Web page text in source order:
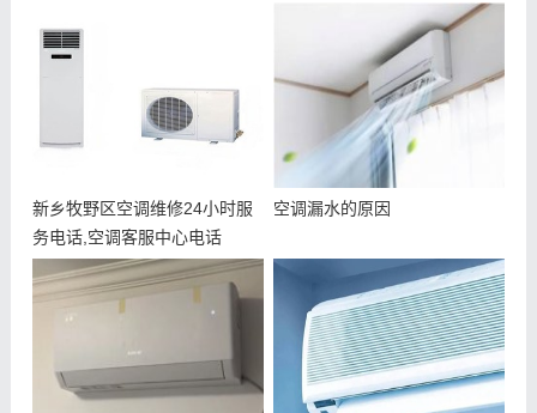
新乡牧野区空调维修24小时服
务电话,空调客服中心电话
空调漏水的原因